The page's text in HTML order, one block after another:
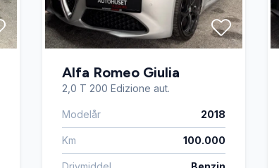
Alfa Romeo Giulia
2,0 T 200 Edizione aut.
Modelår 2018
Km 100.000